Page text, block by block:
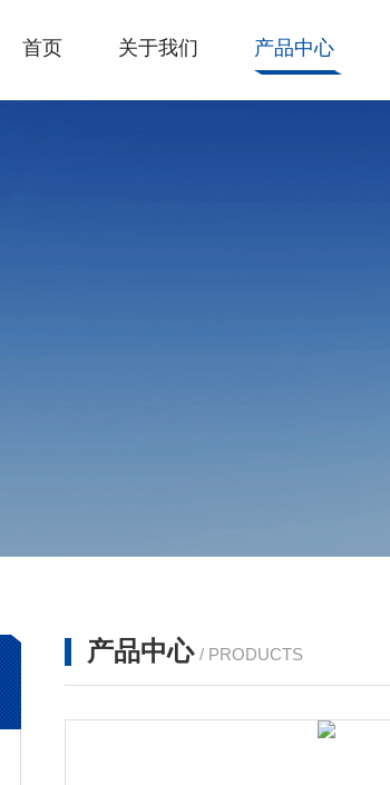
首页 关于我们 产品中心
产品中心 / PRODUCTS